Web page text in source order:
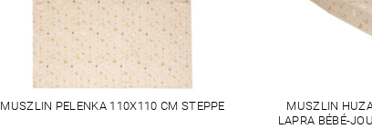
MUSZLIN PELENKA 110X110 CM STEPPE
MUSZLIN
LAPRA BÉBÉ-